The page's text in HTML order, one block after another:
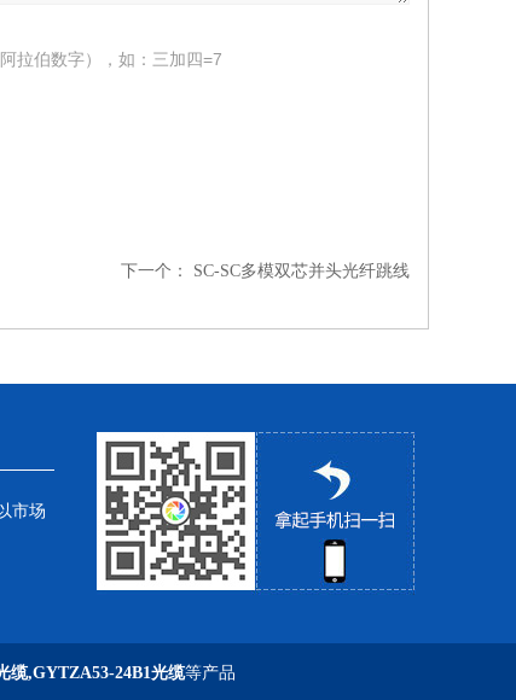
拉伯数字），如：三加四=7
下一个： SC-SC多模双芯并头光纤跳线
市场
缆,GYTZA53-24B1光缆等产品